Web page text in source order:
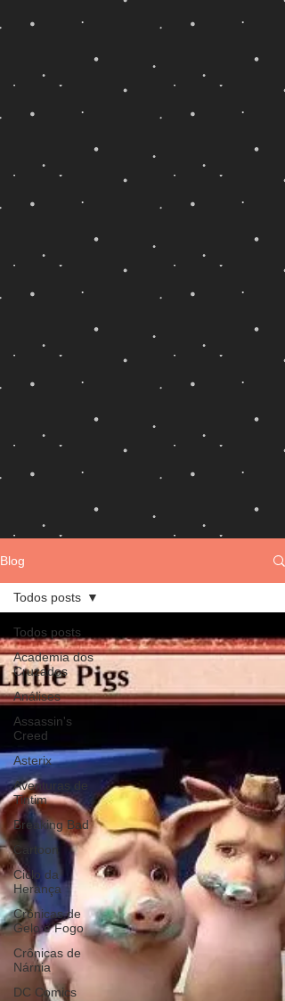
Blog
Todos posts
Academia dos
Cruzados
Análises
Assassin's
Creed
Asterix
Aventuras de
Tintim
Breaking Bad
Cartoon
Ciclo da
Herança
Crônicas de
Gelo e Fogo
Crônicas de
Nárnia
DC Comics
Todos posts